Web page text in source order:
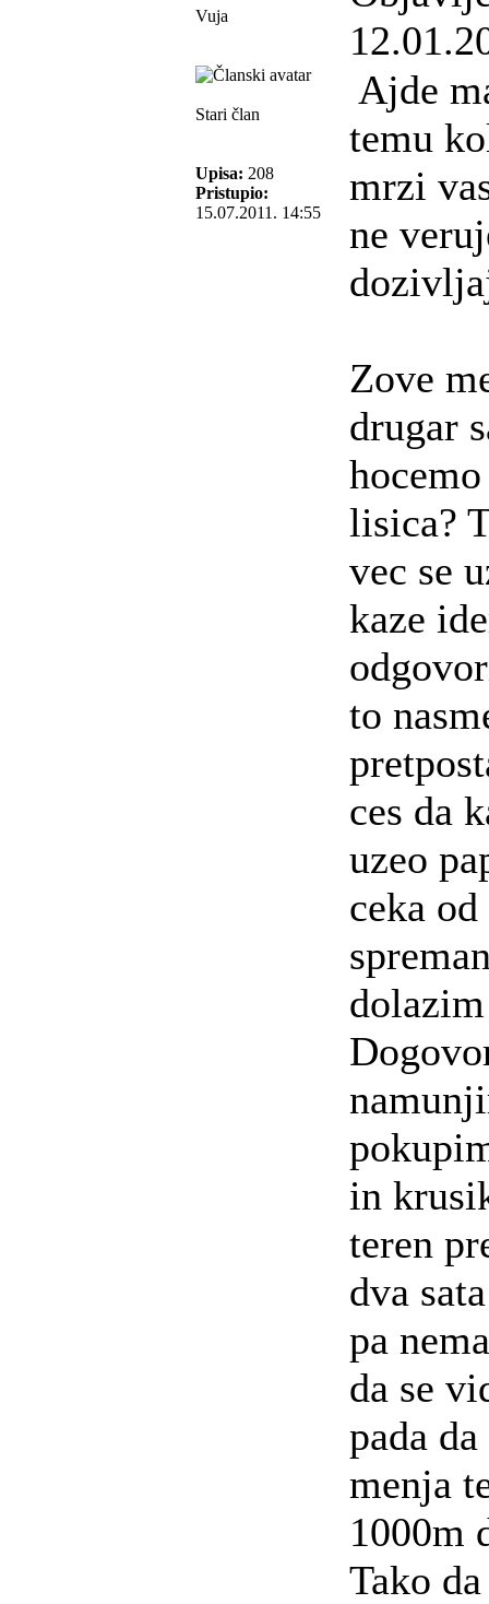
Vuja
Stari član
Upisa: 208
Pristupio:
15.07.2011. 14:55
Ajde
temu
mrzi
ne
Zove
drugar
lisica?
vec se
kaze
to
ces da
uzeo
ceka
in
teren
dva
pa
da se
pada da
menja
1000m
Tako